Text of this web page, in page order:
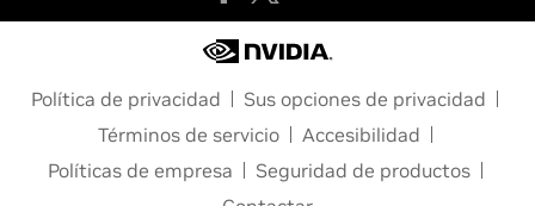
Política de privacidad
Sus opciones de privacidad
Términos de servicio
Accesibilidad
Políticas de empresa
Seguridad de productos